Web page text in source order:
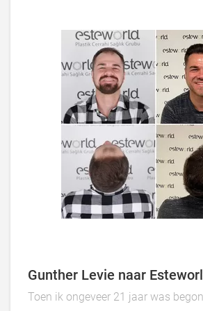
Gunther Levie naar
Toen ik ongeveer 21 jaar was